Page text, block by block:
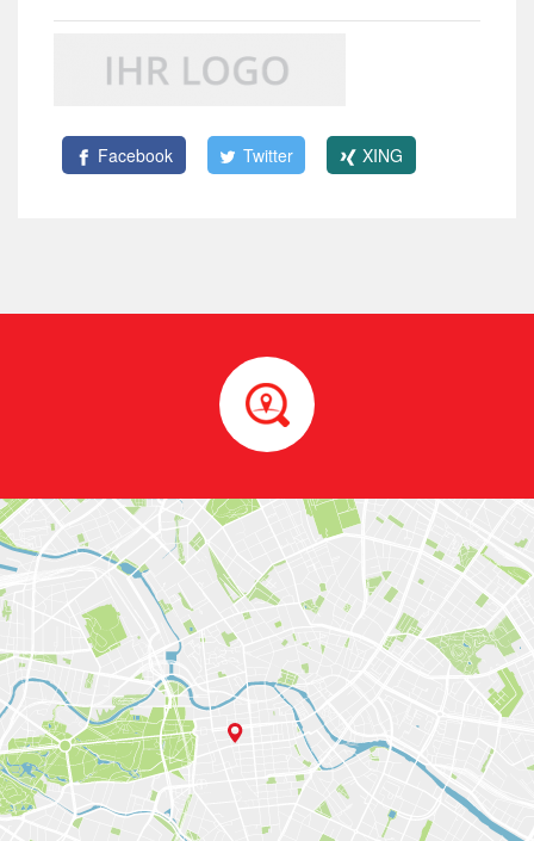
Facebook Twitter XING